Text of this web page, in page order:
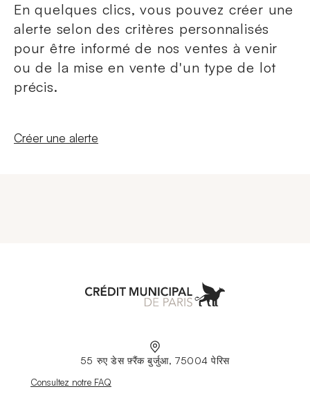
En quelques clics, vous pouvez créer une
alerte selon des critères personnalisés
pour être informé de nos ventes à venir
ou de la mise en vente d'un type de lot
précis.
Nouvelle fenêtre
Créer une alerte
55 रुए डेस फ़्रैंक बुर्जुआ, 75004 पेरिस
Nouvelle fenêtre
Consultez notre FAQ